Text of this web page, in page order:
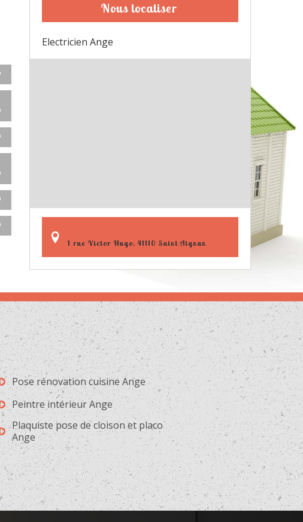
Nous localiser
Electricien Ange
1 rue Victor Hugo, 41110 Saint Aignan
Pose rénovation cuisine Ange
Peintre intérieur Ange
Plaquiste pose de cloison et placo
Ange